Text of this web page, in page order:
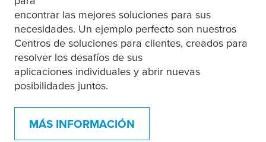
encontrar las mejores soluciones para sus
necesidades. Un ejemplo perfecto son nuestros
Centros de soluciones para clientes, creados para
resolver los desafíos de sus
aplicaciones individuales y abrir nuevas
posibilidades juntos.
MÁS INFORMACIÓN